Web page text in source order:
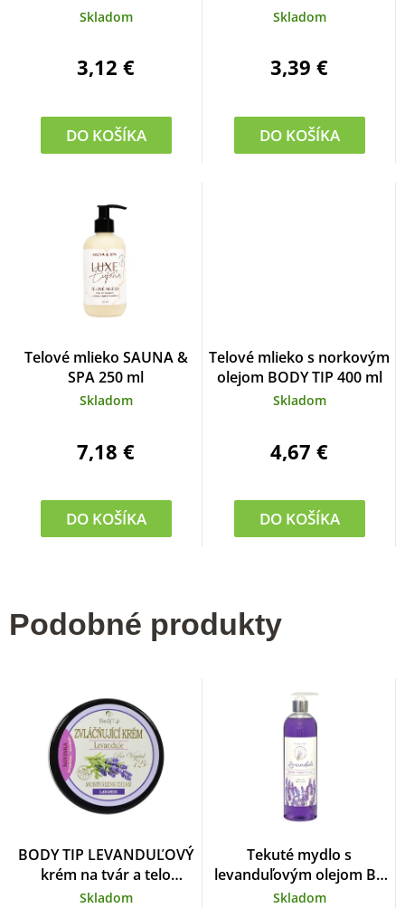
Skladom
3,12 €
DO KOŠÍKA
Skladom
3,39 €
DO KOŠÍKA
Telové mlieko SAUNA &
SPA 250 ml
Skladom
7,18 €
DO KOŠÍKA
Telové mlieko s norkovým
olejom BODY TIP 400 ml
Skladom
4,67 €
DO KOŠÍKA
Podobné produkty
BODY TIP LEVANDUĽOVÝ
krém na tvár a telo
zvláčňujúci
Skladom
Tekuté mydlo s
levanduľovým olejom BT
Premium 500 ml
Skladom